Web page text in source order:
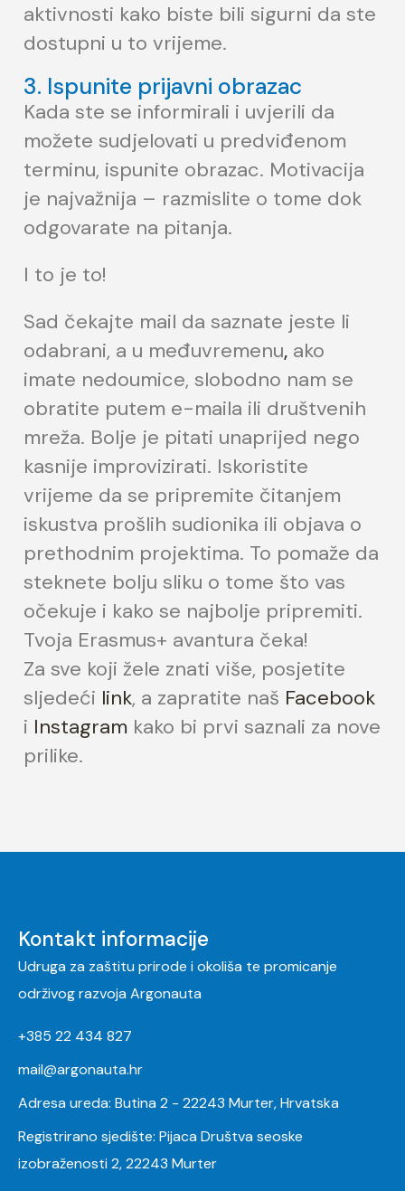
aktivnosti kako biste bili sigurni da ste
dostupni u to vrijeme.
3. Ispunite prijavni obrazac
Kada ste se informirali i uvjerili da
možete sudjelovati u predviđenom
terminu, ispunite obrazac. Motivacija
je najvažnija – razmislite o tome dok
odgovarate na pitanja.
I to je to!
Sad čekajte mail da saznate jeste li
odabrani, a u međuvremenu, ako
imate nedoumice, slobodno nam se
obratite putem e-maila ili društvenih
mreža. Bolje je pitati unaprijed nego
kasnije improvizirati. Iskoristite
vrijeme da se pripremite čitanjem
iskustva prošlih sudionika ili objava o
prethodnim projektima. To pomaže da
steknete bolju sliku o tome što vas
očekuje i kako se najbolje pripremiti.
Tvoja Erasmus+ avantura čeka!
Za sve koji žele znati više, posjetite
sljedeći link, a zapratite naš Facebook
i Instagram kako bi prvi saznali za nove
prilike.
Kontakt informacije
Udruga za zaštitu prirode i okoliša te promicanje
održivog razvoja Argonauta
+385 22 434 827
mail@argonauta.hr
Adresa ureda: Butina 2 - 22243 Murter, Hrvatska
Registrirano sjedište: Pijaca Društva seoske
izobraženosti 2, 22243 Murter